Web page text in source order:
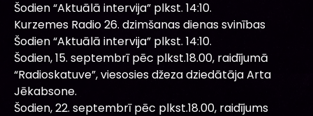
Šodien “Aktuālā intervija” plkst. 14:10.
Kurzemes Radio 26. dzimšanas dienas svinības
Šodien “Aktuālā intervija” plkst. 14:10.
Šodien, 15. septembrī pēc plkst.18.00, raidījumā
“Radioskatuve”, viesosies džeza dziedātāja Arta
Jēkabsone.
Šodien, 22. septembrī pēc plkst.18.00, raidījums